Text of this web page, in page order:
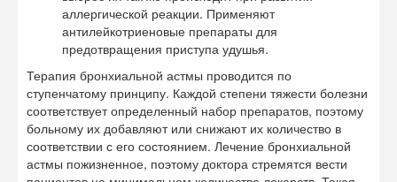
аллергической реакции. Применяют
антилейкотриеновые препараты для
предотвращения приступа удушья.
Терапия бронхиальной астмы проводится по
ступенчатому принципу. Каждой степени тяжести болезни
соответствует определенный набор препаратов, поэтому
больному их добавляют или снижают их количество в
соответствии с его состоянием. Лечение бронхиальной
астмы пожизненное, поэтому доктора стремятся вести